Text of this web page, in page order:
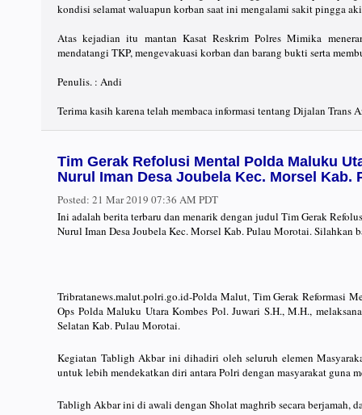
kondisi selamat waluapun korban saat ini mengalami sakit pingga
Atas kejadian itu mantan Kasat Reskrim Polres Mimika
mendatangi TKP, mengevakuasi korban dan barang bukti serta
Penulis. : Andi
Terima kasih karena telah membaca informasi tentang Dijalan Trans
Tim Gerak Refolusi Mental Polda Maluku
Nurul Iman Desa Joubela Kec. Morsel Kab.
Posted: 21 Mar 2019 07:36 AM PDT
Ini adalah berita terbaru dan menarik dengan judul Tim Gerak
Nurul Iman Desa Joubela Kec. Morsel Kab. Pulau Morotai. Silahkan
Tribratanews.malut.polri.go.id-Polda Malut, Tim Gerak Reformasi
Ops Polda Maluku Utara Kombes Pol. Juwari S.H., M.H.,
Selatan Kab. Pulau Morotai.
Kegiatan Tabligh Akbar ini dihadiri oleh seluruh elemen
untuk lebih mendekatkan diri antara Polri dengan masyarakat guna
Tabligh Akbar ini di awali dengan Sholat maghrib secara berjamah,